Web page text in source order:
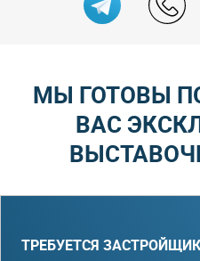
МЫ ГОТОВЫ
ВАС
ТРЕБУЕТСЯ